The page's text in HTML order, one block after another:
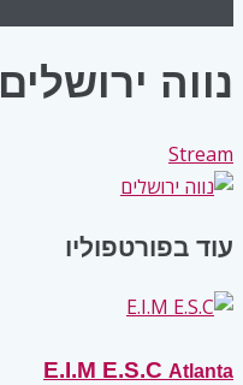
נווה ירושלים
Stream
עוד בפורטפוליו
E.I.M E.S.C Atlanta